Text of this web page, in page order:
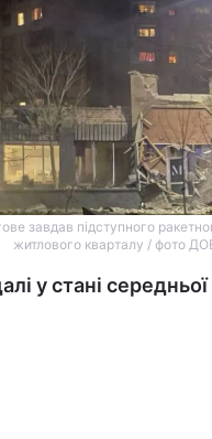
завдав підступного
житлового кварталу / фото
у стані